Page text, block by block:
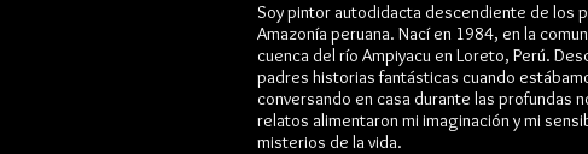
Soy pintor autodidacta descendiente de los
Amazonía peruana. Nací en 1984, en la
cuenca del río Ampiyacu en Loreto, Perú.
padres historias fantásticas cuando
conversando en casa durante las profundas
relatos alimentaron mi imaginación y mi
misterios de la vida.